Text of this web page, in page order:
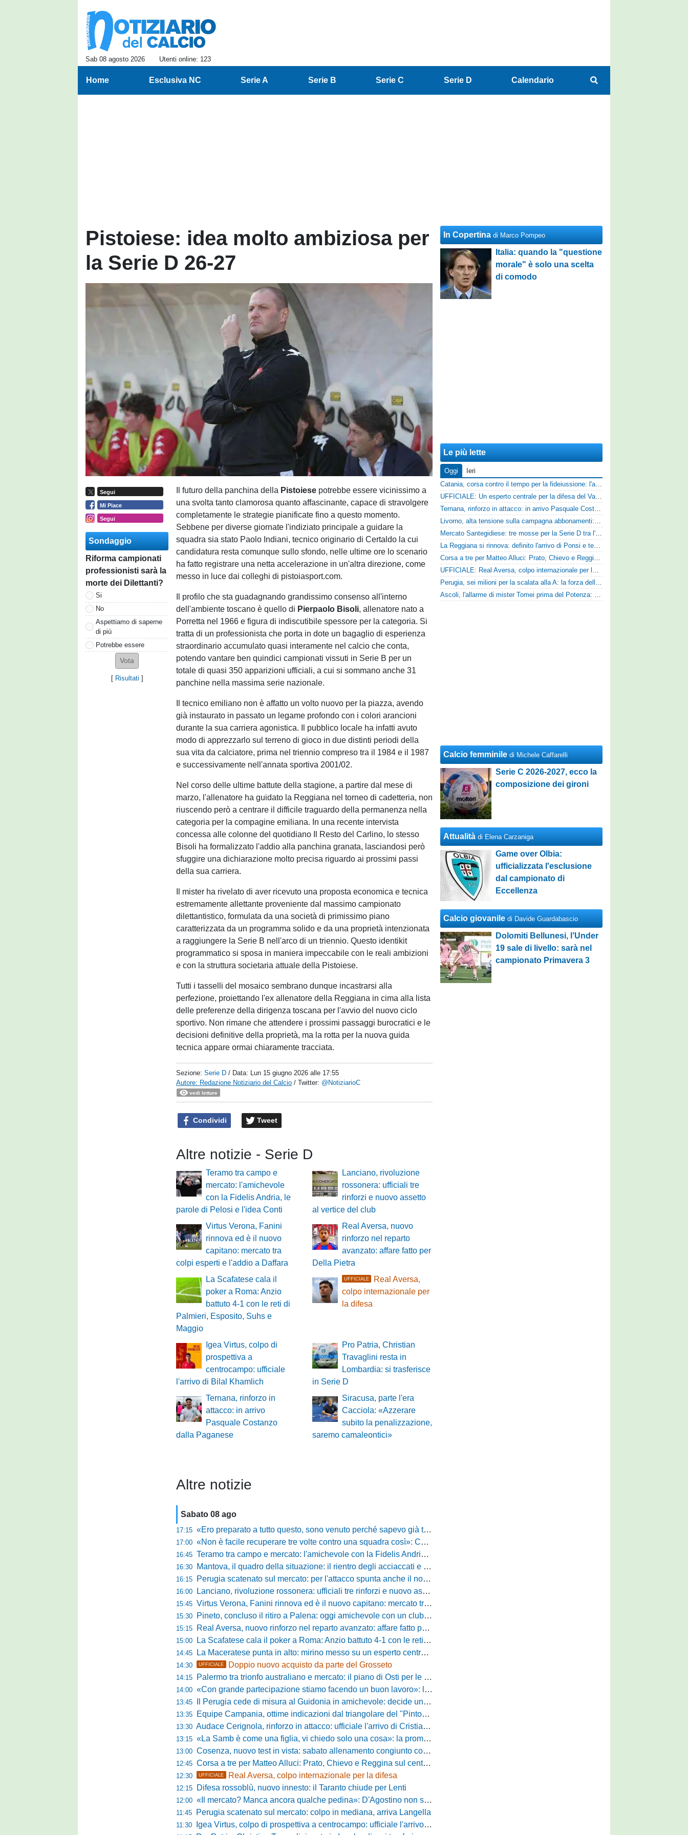
Sab 08 agosto 2026 Utenti online: 123
Home Esclusiva NC Serie A Serie B Serie C Serie D Calendario
Pistoiese: idea molto ambiziosa per
la Serie D 26-27
Segui
Mi Piace
Segui
Sondaggio
Riforma campionati
professionisti sarà la
morte dei Dilettanti?
Si
No
Aspettiamo di saperne
di più
Potrebbe essere
[ Risultati ]
Il futuro della panchina della Pistoiese potrebbe essere vicinissimo a
una svolta tanto clamorosa quanto affascinante, capace di stravolgere
completamente le strategie pianificate fino a questo momento.
Sebbene per diverse giornate l'indiziato principale a guidare la
squadra sia stato Paolo Indiani, tecnico originario di Certaldo la cui
candidatura resta comunque sullo sfondo, nelle ultime ore lo scenario
ha fatto registrare una netta accelerazione in un'altra direzione, come
messo in luce dai colleghi di pistoiasport.com.
Il profilo che sta guadagnando grandissimo consenso all'interno
dell'ambiente toscano è quello di Pierpaolo Bisoli, allenatore nato a
Porretta nel 1966 e figura di indiscutibile spessore per la categoria. Si
tratta di un professionista che porta in dote un bagaglio di esperienza
straordinario accumulato quasi interamente nel calcio che conta,
potendo vantare ben quindici campionati vissuti in Serie B per un
totale di quasi 350 apparizioni ufficiali, a cui si sommano anche 31
panchine nella massima serie nazionale.
Il tecnico emiliano non è affatto un volto nuovo per la piazza, avendo
già instaurato in passato un legame profondo con i colori arancioni
durante la sua carriera agonistica. Il pubblico locale ha infatti avuto
modo di apprezzarlo sul terreno di gioco in due distinti periodi della
sua vita da calciatore, prima nel triennio compreso tra il 1984 e il 1987
e successivamente nell'annata sportiva 2001/02.
Nel corso delle ultime battute della stagione, a partire dal mese di
marzo, l'allenatore ha guidato la Reggiana nel torneo di cadetteria, non
riuscendo però a centrare il difficile traguardo della permanenza nella
categoria per la compagine emiliana. In una recente intervista
concessa alle colonne del quotidiano Il Resto del Carlino, lo stesso
Bisoli ha formalizzato l'addio alla panchina granata, lasciandosi però
sfuggire una dichiarazione molto precisa riguardo ai prossimi passi
della sua carriera.
Il mister ha rivelato di aver ricevuto una proposta economica e tecnica
estremamente allettante proveniente dal massimo campionato
dilettantistico, formulata da una società di primissimo piano
caratterizzata da un programma solido e da una proprietà intenzionata
a raggiungere la Serie B nell'arco di un triennio. Questo identikit
programmatico si sposa in maniera impeccabile con le reali ambizioni
e con la struttura societaria attuale della Pistoiese.
Tutti i tasselli del mosaico sembrano dunque incastrarsi alla
perfezione, proiettando l'ex allenatore della Reggiana in cima alla lista
delle preferenze della dirigenza toscana per l'avvio del nuovo ciclo
sportivo. Non rimane che attendere i prossimi passaggi burocratici e le
decisioni definitive della proprietà, ma la rotta per la nuova guida
tecnica appare ormai chiaramente tracciata.
Sezione:Serie D / Data: Lun 15 giugno 2026 alle 17:55
Autore: Redazione Notiziario del Calcio / Twitter: @NotiziarioC
vedi letture
Condividi Tweet
Altre notizie - Serie D
Teramo tra campo e
mercato: l'amichevole
con la Fidelis Andria, le
parole di Pelosi e l'idea Conti
Lanciano, rivoluzione
rossonera: ufficiali tre
rinforzi e nuovo assetto
al vertice del club
Virtus Verona, Fanini
rinnova ed è il nuovo
capitano: mercato tra
colpi esperti e l'addio a Daffara
Real Aversa, nuovo
rinforzo nel reparto
avanzato: affare fatto per
Della Pietra
La Scafatese cala il
poker a Roma: Anzio
battuto 4-1 con le reti di
Palmieri, Esposito, Suhs e
Maggio
UFFICIALE
Real Aversa,
colpo internazionale per
la difesa
Igea Virtus, colpo di
prospettiva a
centrocampo: ufficiale
l'arrivo di Bilal Khamlich
Pro Patria, Christian
Travaglini resta in
Lombardia: si trasferisce
in Serie D
Ternana, rinforzo in
attacco: in arrivo
Pasquale Costanzo
dalla Paganese
Siracusa, parte l'era
Cacciola: «Azzerare
subito la penalizzazione,
saremo camaleontici»
Altre notizie
Sabato 08 ago
17:15 «Ero preparato a tutto questo, sono venuto perché sapevo già tutto»: la carica di Nesta al popolo irpino
17:00 «Non è facile recuperare tre volte contro una squadra così»: Calabro promuove il carattere del suo Padova
16:45 Teramo tra campo e mercato: l'amichevole con la Fidelis Andria, le parole di Pelosi e l'idea Conti
16:30 Mantova, il quadro della situazione: il rientro degli acciaccati e le trattative di mercato
16:15 Perugia scatenato sul mercato: per l'attacco spunta anche il nome di Okaka
16:00 Lanciano, rivoluzione rossonera: ufficiali tre rinforzi e nuovo assetto al vertice del club
15:45 Virtus Verona, Fanini rinnova ed è il nuovo capitano: mercato tra colpi esperti e l'addio a Daffara
15:30 Pineto, concluso il ritiro a Palena: oggi amichevole con un club di D verso la Coppa
15:15 Real Aversa, nuovo rinforzo nel reparto avanzato: affare fatto per Della Pietra
15:00 La Scafatese cala il poker a Roma: Anzio battuto 4-1 con le reti di Palmieri, Esposito, Suhs e Maggio
14:45 La Maceratese punta in alto: mirino messo su un esperto centrocampista
14:30 UFFICIALE Doppio nuovo acquisto da parte del Grosseto
14:15 Palermo tra trionfo australiano e mercato: il piano di Osti per le uscite e la suggestione Almena
14:00 «Con grande partecipazione stiamo facendo un buon lavoro»: la carica di mister Bonera accende la Pro Vercelli
13:45 Il Perugia cede di misura al Guidonia in amichevole: decide un rigore di Zuppel a Bastia
13:35 Equipe Campania, ottime indicazioni dal triangolare del "Pinto": il report
13:30 Audace Cerignola, rinforzo in attacco: ufficiale l'arrivo di Cristian Padula dal Torino
13:15 «La Samb è come una figlia, vi chiedo solo una cosa»: la promessa di Vittorio Massi commuove la piazza
13:00 Cosenza, nuovo test in vista: sabato allenamento congiunto con il Bisignano
12:45 Corsa a tre per Matteo Alluci: Prato, Chievo e Reggina sul centrocampista
12:30 UFFICIALE Real Aversa, colpo internazionale per la difesa
12:15 Difesa rossoblù, nuovo innesto: il Taranto chiude per Lenti
12:00 «Il mercato? Manca ancora qualche pedina»: D'Agostino non si ferma e punta in alto
11:45 Perugia scatenato sul mercato: colpo in mediana, arriva Langella
11:30 Igea Virtus, colpo di prospettiva a centrocampo: ufficiale l'arrivo di Bilal Khamlich
In Copertina di Marco Pompeo
Italia: quando la "questione
morale" è solo una scelta
di comodo
Le più lette
Oggi
Ieri
Catania, corsa contro il tempo per la fideiussione: l'annuncio della società e le ragioni dello slittamento
UFFICIALE: Un esperto centrale per la difesa del Vado
Ternana, rinforzo in attacco: in arrivo Pasquale Costanzo dalla Paganese
Livorno, alta tensione sulla campagna abbonamenti: la stoccata della Curva Nord alla società
Mercato Santegidiese: tre mosse per la Serie D tra l'ingaggio di Diakhate e due rinnovi chiave
La Reggiana si rinnova: definito l'arrivo di Ponsi e test con l'Alcione
Corsa a tre per Matteo Alluci: Prato, Chievo e Reggina sul centrocampista
UFFICIALE: Real Aversa, colpo internazionale per la difesa
Perugia, sei milioni per la scalata alla A: la forza della nuova societa e il progetto di Alessandro Gaucci
Ascoli, l'allarme di mister Tomei prima del Potenza: «Mettiamoci l'elmetto, l'obiettivo è la salvezza e non dobbiamo vendere fumo!»
Calcio femminile di Michele Caffarelli
Serie C 2026-2027, ecco la
composizione dei gironi
Attualità di Elena Carzaniga
Game over Olbia:
ufficializzata l'esclusione
dal campionato di
Eccellenza
Calcio giovanile di Davide Guardabascio
Dolomiti Bellunesi, l’Under
19 sale di livello: sarà nel
campionato Primavera 3